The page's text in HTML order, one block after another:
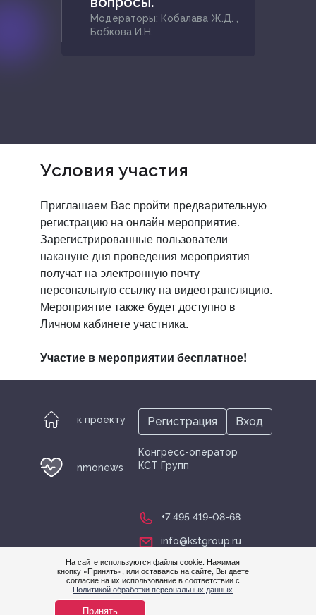
На сайте используются файлы cookie. Нажимая
кнопку «Принять», или оставаясь на сайте, Вы даете
согласие на их использование в соответствии с
Политикой обработки персональных данных
Принять
Модераторы: Кобалава Ж.Д. ,
Бобкова И.Н.
Условия участия
Приглашаем Вас пройти предварительную
регистрациюна онлайн мероприятие.
Зарегистрированные пользователи
накануне дня проведения мероприятия
получат на электронную почту
персональную ссылку на видеотрансляцию.
Мероприятие также будет доступно в
Личном кабинете участника.
Участие в мероприятии бесплатное!
к проекту
nmonews
Конгресс-оператор
КСТ Групп
+7 495 419-08-68
info@kstgroup.ru
Регистрация Вход